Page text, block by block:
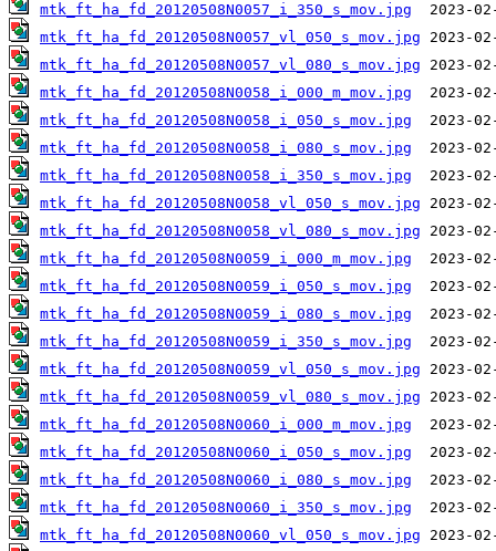
mtk_ft_ha_fd_20120508N0057_i_350_s_mov.jpg
mtk_ft_ha_fd_20120508N0057_vl_050_s_mov.jpg
mtk_ft_ha_fd_20120508N0057_vl_080_s_mov.jpg
mtk_ft_ha_fd_20120508N0058_i_000_m_mov.jpg
mtk_ft_ha_fd_20120508N0058_i_050_s_mov.jpg
mtk_ft_ha_fd_20120508N0058_i_080_s_mov.jpg
mtk_ft_ha_fd_20120508N0058_i_350_s_mov.jpg
mtk_ft_ha_fd_20120508N0058_vl_050_s_mov.jpg
mtk_ft_ha_fd_20120508N0058_vl_080_s_mov.jpg
mtk_ft_ha_fd_20120508N0059_i_000_m_mov.jpg
mtk_ft_ha_fd_20120508N0059_i_050_s_mov.jpg
mtk_ft_ha_fd_20120508N0059_i_080_s_mov.jpg
mtk_ft_ha_fd_20120508N0059_i_350_s_mov.jpg
mtk_ft_ha_fd_20120508N0059_vl_050_s_mov.jpg
mtk_ft_ha_fd_20120508N0059_vl_080_s_mov.jpg
mtk_ft_ha_fd_20120508N0060_i_000_m_mov.jpg
mtk_ft_ha_fd_20120508N0060_i_050_s_mov.jpg
mtk_ft_ha_fd_20120508N0060_i_080_s_mov.jpg
mtk_ft_ha_fd_20120508N0060_i_350_s_mov.jpg
mtk_ft_ha_fd_20120508N0060_vl_050_s_mov.jpg